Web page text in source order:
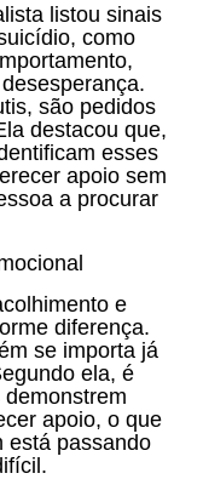
listou sinais
como
são pedidos
destacou que,
esses
apoio sem
a procurar
e
diferença.
se importa já
ela, é
apoio, o que
está passando